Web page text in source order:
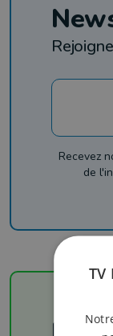
Recevez
de
TV